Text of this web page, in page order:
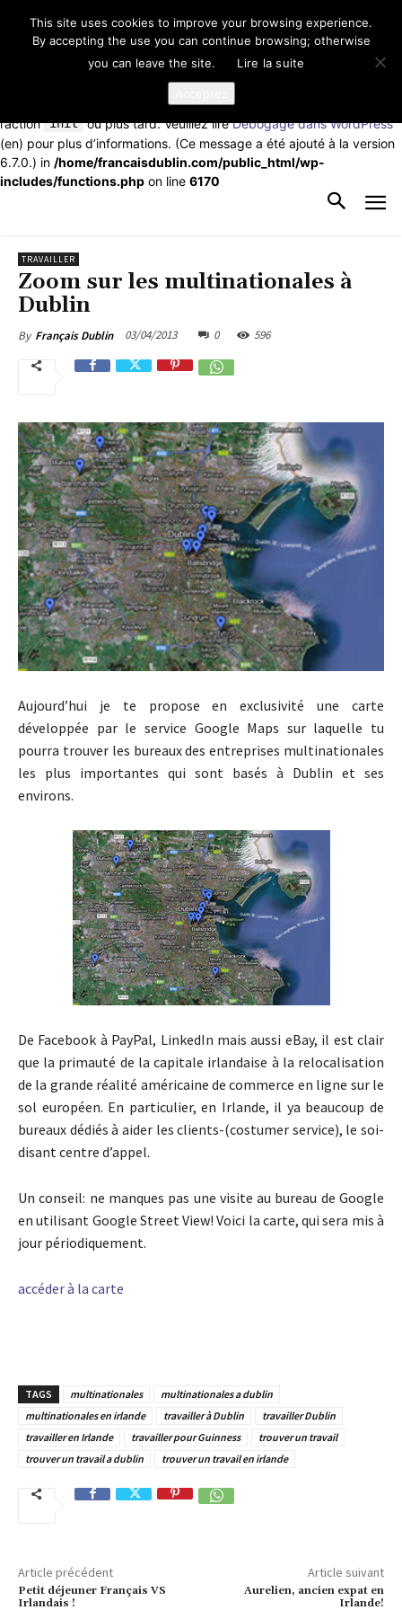
Notice: La fonction _load_textdomain_just_in_time a été appelée de
façonincorrecte. Le chargement de la traduction pour le domaine
td-cloud-library a été déclenché trop tôt. Cela indique
généralement que du code dans l’extension ou le thème s’exécute
trop tôt. Les traductions doivent être chargées au moment de
l’action init ou plus tard. Veuillez lireDébogage dans WordPress
(en) pour plus d’informations. (Ce message a été ajouté à la version
6.7.0.) in /home/francaisdublin.com/public_html/wp-
includes/functions.php on line 6170
TRAVAILLER
Zoom sur les multinationales à
Dublin
By Français Dublin 03/04/2013 0 596
Aujourd’hui je te propose en exclusivité une carte
développée par le service Google Maps sur laquelle tu
pourra trouver les bureaux des entreprises multinationales
les plus importantes qui sont basés à Dublin et ses
environs.
De Facebook à PayPal, LinkedIn mais aussi eBay, il est clair
que la primauté de la capitale irlandaise à la relocalisation
de la grande réalité américaine de commerce en ligne sur le
sol européen. En particulier, en Irlande, il ya beaucoup de
bureaux dédiés à aider les clients-(costumer service), le soi-
disant centre d’appel.
Un conseil: ne manques pas une visite au bureau de Google
en utilisant Google Street View! Voici la carte, qui sera mis à
jour périodiquement.
accéder à la carte
TAGS multinationales
multinationales a dublin
multinationales en irlande
travailler à Dublin
travailler Dublin
travailler en Irlande
travailler pour Guinness
trouver un travail
trouver un travail a dublin
trouver un travail en irlande
Article précédent
Petit déjeuner Français VS
Irlandais !
Article suivant
Aurelien, ancien expat en
Irlande!
This site uses cookies to improve your browsing experience.
By accepting the use you can continue browsing; otherwise
you can leave the site.
Lire la suite